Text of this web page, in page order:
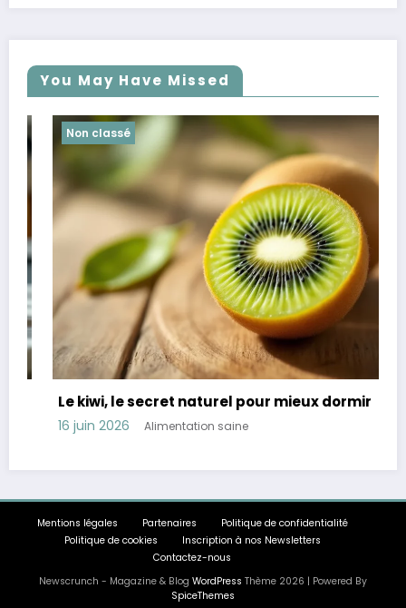
You May Have Missed
Non classé
Le kiwi, le secret naturel pour mieux dormir
16 juin 2026 Alimentation saine
Mentions légales Partenaires
Politique de confidentialité
Politique de cookies
Inscription à nos Newsletters
Contactez-nous
Newscrunch - Magazine & Blog WordPress Thème 2026 | Powered By
SpiceThemes